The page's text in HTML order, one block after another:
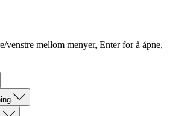
venstre mellom menyer, Enter for å åpne,